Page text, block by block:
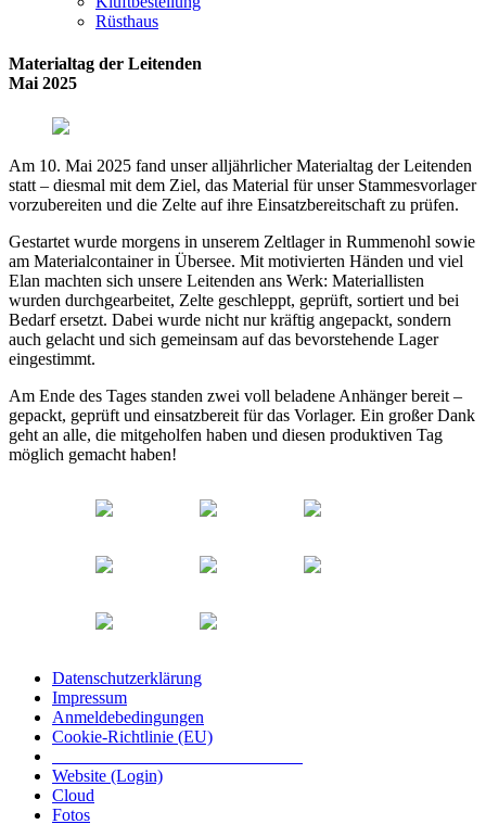
Rüsthaus
Materialtag der Leitenden
Mai 2025
Am 10. Mai 2025 fand unser alljährlicher Materialtag der Leitenden
statt – diesmal mit dem Ziel, das Material für unser Stammesvorlager
vorzubereiten und die Zelte auf ihre Einsatzbereitschaft zu prüfen.
Gestartet wurde morgens in unserem Zeltlager in Rummenohl sowie
am Materialcontainer in Übersee. Mit motivierten Händen und viel
Elan machten sich unsere Leitenden ans Werk: Materiallisten
wurden durchgearbeitet, Zelte geschleppt, geprüft, sortiert und bei
Bedarf ersetzt. Dabei wurde nicht nur kräftig angepackt, sondern
auch gelacht und sich gemeinsam auf das bevorstehende Lager
eingestimmt.
Am Ende des Tages standen zwei voll beladene Anhänger bereit –
gepackt, geprüft und einsatzbereit für das Vorlager. Ein großer Dank
geht an alle, die mitgeholfen haben und diesen produktiven Tag
möglich gemacht haben!
Datenschutzerklärung
Impressum
Anmeldebedingungen
Cookie-Richtlinie (EU)
Website (Login)
Cloud
Fotos